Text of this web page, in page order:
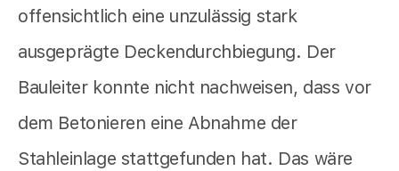
offensichtlich eine unzulässig stark
ausgeprägte Deckendurchbiegung. Der
Bauleiter konnte nicht nachweisen, dass vor
dem Betonieren eine Abnahme der
Stahleinlage stattgefunden hat. Das wäre